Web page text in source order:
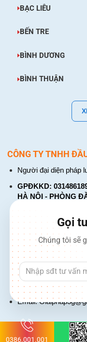
BẠC LIÊU
BẾN TRE
BÌNH DƯƠNG
BÌNH THUẬN
CÔNG TY TNHH
Người đại diện pháp
GPĐKKD:
HÀ NỘI - PHÒNG
CHÍNH DOANH
tháng 01 năm
tháng 03 năm 2026
226 Đường Láng,
137 Đường Hòa
Minh
Hotline: 1900 2106 -
Email:
Gọi
Chúng tôi sẽ
0386.001.001